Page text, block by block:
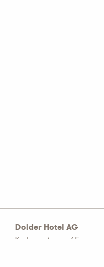
Dolder Hotel AG
Kurhausstrasse 65